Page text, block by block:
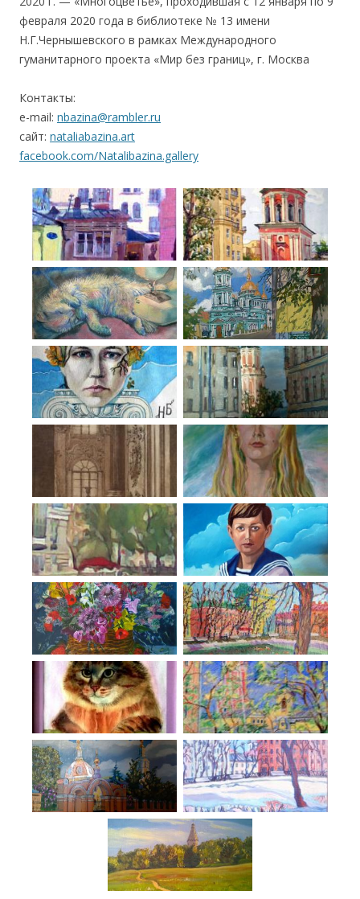
февраля 2020 года в библиотеке № 13 имени
Н.Г.Чернышевского в рамках Международного
гуманитарного проекта «Мир без границ», г. Москва
Контакты:
e-mail: nbazina@rambler.ru
сайт: nataliabazina.art
facebook.com/Natalibazina.gallery